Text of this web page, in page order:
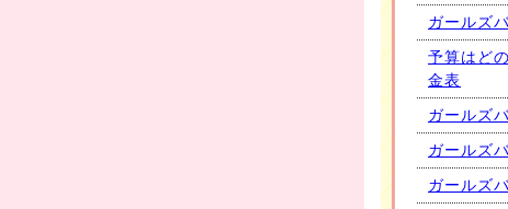
ガールズ
予算はど
金表
ガールズ
ガールズ
ガールズ